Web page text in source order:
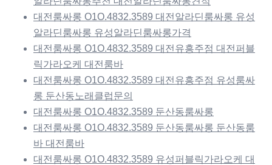
대전룸싸롱 O1O.4832.3589 대전알라딘룸싸롱 유성
알라딘룸싸롱 유성알라딘룸싸롱가격
대전룸싸롱 O1O.4832.3589 대전유흥주점 대전퍼블
릭가라오케 대전룸바
대전룸싸롱 O1O.4832.3589 대전유흥주점 유성룸싸
롱 둔산동노래클럽문의
대전룸싸롱 O1O.4832.3589 둔산동룸싸롱
대전룸싸롱 O1O.4832.3589 둔산동룸싸롱 둔산동룸
바 대전룸바
대전룸싸롱 O1O.4832.3589 유성퍼블릭가라오케 대